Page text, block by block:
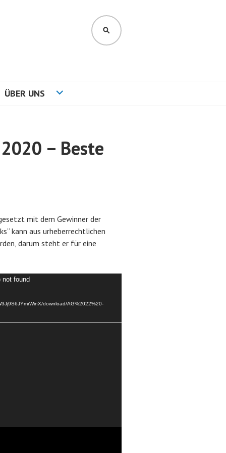
SUCHEN
ÜBER UNS
– Beste
mit dem Gewinner der
kann aus urheberrechtlichen
darum steht er für eine
not found
download/AG%2022%20-